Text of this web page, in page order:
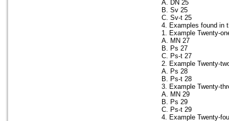
A. DN 25
B. Sv 25
C. Sv-t 25
4. Examples found in
1. Example Twenty-
A. MN 27
B. Ps 27
C. Ps-t 27
2. Example Twenty-
A. Ps 28
B. Ps-t 28
3. Example Twenty-
A. MN 29
B. Ps 29
C. Ps-t 29
4. Example Twenty-